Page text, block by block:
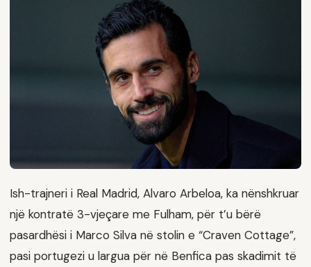
Ish-trajneri i Real Madrid, Alvaro Arbeloa, ka nënshkruar
një kontratë 3-vjeçare me Fulham, për t’u bërë
pasardhësi i Marco Silva në stolin e “Craven Cottage”,
pasi portugezi u largua për në Benfica pas skadimit të